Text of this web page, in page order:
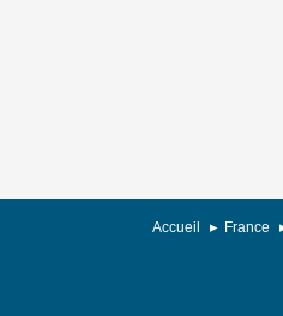
Accueil France